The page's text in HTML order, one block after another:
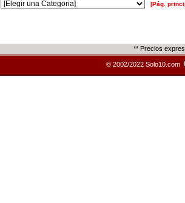
[Pág.
** Precios
© 2002/2022 Solo10.com